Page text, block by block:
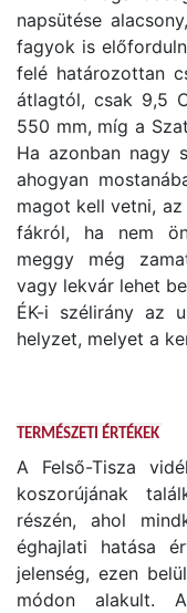
napsütése
fagyok is
felé határozottan
átlagtól, csak 9,5
550 mm, míg a
Ha azonban nagy
ahogyan
magot kell vetni,
fákról, ha nem
meggy még
vagy lekvár lehet
ÉK-i szélirány az
helyzet, melyet a
TERMÉSZETI ÉRTÉKEK
A Felső-Tisza
koszorújának
részén, ahol
éghajlati hatása
jelenség, ezen
módon alakult.